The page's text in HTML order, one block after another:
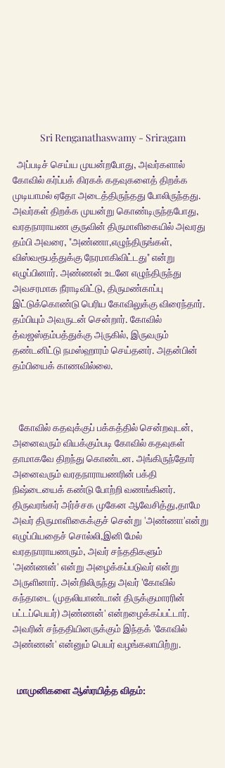
Sri Renganathaswamy - Sriragam
கோவில் கர்ப்பக் கிரகக் கதவுகளைத் திறக்க
முடியாமல் ஏதோ அடைத்திருந்தது போலிருந்தது.
அவர்கள் திறக்க முயன்று கொண்டிருந்தபோது,
வரதநாராயண குருவின் திருமாளிகையில் அவரது
தம்பி அவரை, "அண்ணா,எழுந்திருங்கள்,
விஸ்வரூபத்துக்கு நேரமாகிவிட்டது" என்று
எழுப்பினார். அண்ணன் உடனே எழுந்திருந்து
அவசரமாக நீராடிவிட்டு, திருமண்காப்பு
இட்டுக்கொண்டு பெரிய கோவிலுக்கு விரைந்தார்.
தம்பியும் அவருடன் சென்றார். கோவில்
த்வஜஸ்தம்பத்துக்கு அருகில், இருவரும்
தண்டனிட்டு நமஸ்ஹாரம் செய்தனர். அதன்பின்
தம்பியைக் காணவில்லை.
அனைவரும் வியக்கும்படி கோவில் கதவுகள்
தாமாகவே திறந்து கொண்டன. அங்கிருந்தோர்
அனைவரும் வரதநாராயணரின் பக்தி
நிஷ்டையைக் கண்டு போற்றி வணங்கினர்.
திருவரங்கர் அர்ச்சக முகேன ஆவேசித்து,தாமே
அவர் திருமாளிகைக்குச் சென்று 'அண்ணா'என்று
எழுப்பியதைச் சொல்லி,இனி மேல்
வரதநாராயணரும், அவர் சந்ததிகளும்
'அண்ணன்' என்று அழைக்கப்படுவர் என்று
அருளினார். அன்றிலிருந்து அவர் 'கோவில்
கந்தாடை (முதலியாண்டான் திருக்குமாரரின்
பட்டப்பெயர்) அண்ணன்' என்றழைக்கப்பட்டார்.
அவரின் சந்ததியினருக்கும் இந்தக் 'கோவில்
அண்ணன்' என்னும் பெயர் வழங்கலாயிற்று.
மாமுனிகளை ஆஸ்ரயித்த விதம்: